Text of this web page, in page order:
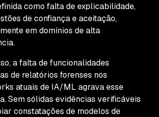
como falta de explicabilidade,
de confiança e aceitação,
em domínios de alta
a falta de funcionalidades
de relatórios forenses nos
atuais de IA/ML agrava esse
Sem sólidas evidências verificáveis
constatações de modelos de